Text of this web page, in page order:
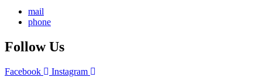
mail
phone
Follow Us
Facebook Instagram